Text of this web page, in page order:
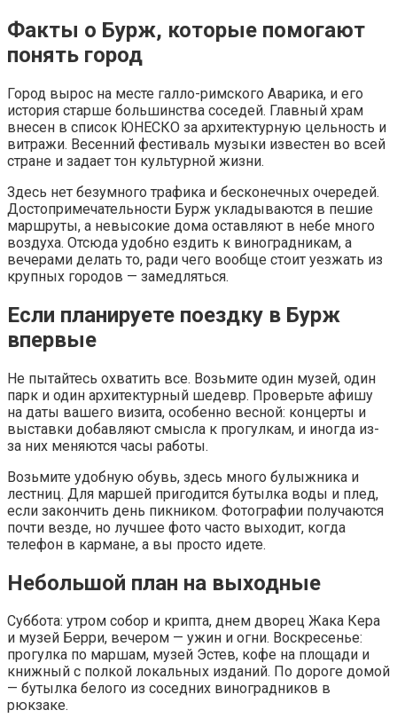
Факты о Бурж, которые помогают
понять город
Город вырос на месте галло-римского Аварика, и его
история старше большинства соседей. Главный храм
внесен в список ЮНЕСКО за архитектурную цельность и
витражи. Весенний фестиваль музыки известен во всей
стране и задает тон культурной жизни.
Здесь нет безумного трафика и бесконечных очередей.
Достопримечательности Бурж укладываются в пешие
маршруты, а невысокие дома оставляют в небе много
воздуха. Отсюда удобно ездить к виноградникам, а
вечерами делать то, ради чего вообще стоит уезжать из
крупных городов — замедляться.
Если планируете поездку в Бурж
впервые
Не пытайтесь охватить все. Возьмите один музей, один
парк и один архитектурный шедевр. Проверьте афишу
на даты вашего визита, особенно весной: концерты и
выставки добавляют смысла к прогулкам, и иногда из-
за них меняются часы работы.
Возьмите удобную обувь, здесь много булыжника и
лестниц. Для маршей пригодится бутылка воды и плед,
если закончить день пикником. Фотографии получаются
почти везде, но лучшее фото часто выходит, когда
телефон в кармане, а вы просто идете.
Небольшой план на выходные
Суббота: утром собор и крипта, днем дворец Жака Кера
и музей Берри, вечером — ужин и огни. Воскресенье:
прогулка по маршам, музей Эстев, кофе на площади и
книжный с полкой локальных изданий. По дороге домой
— бутылка белого из соседних виноградников в
рюкзаке.